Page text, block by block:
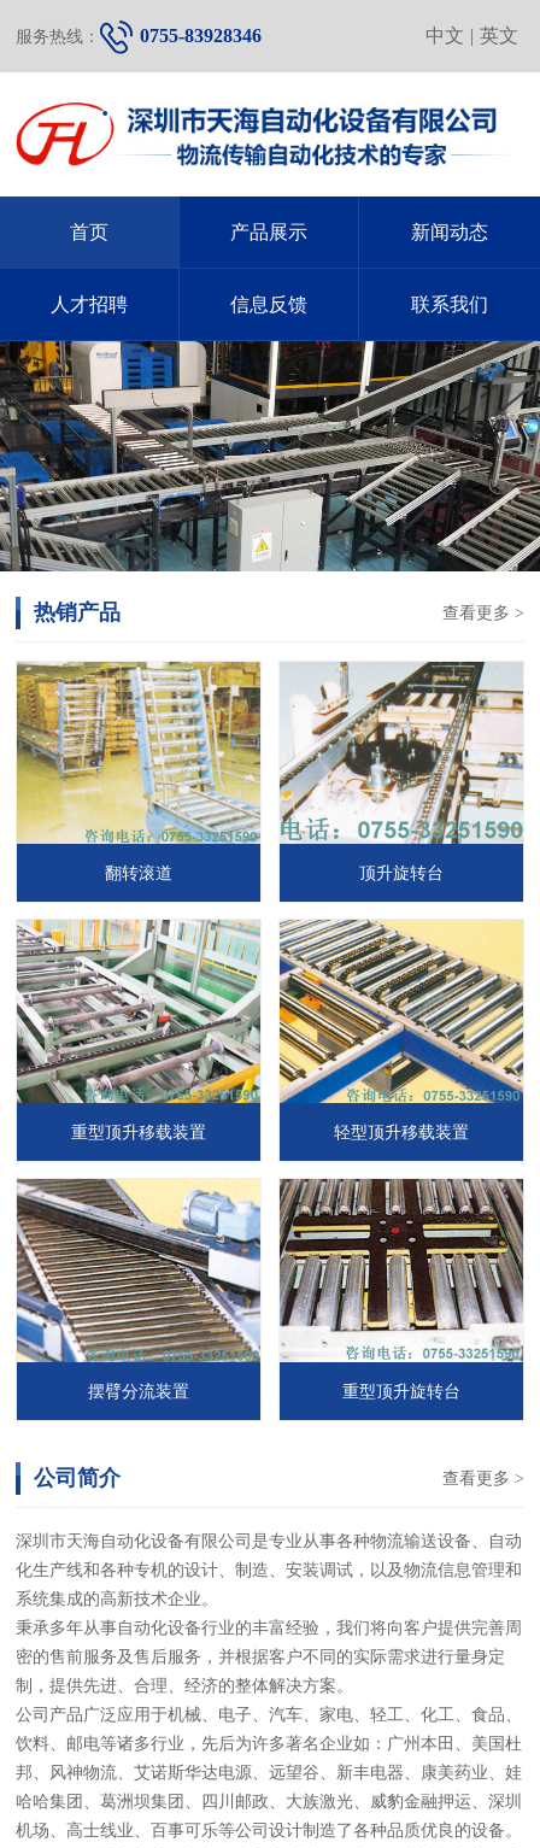
中文 | 英文
服务热线： 0755-83928346
首页 产品展示 新闻动态
人才招聘 信息反馈 联系我们
查看更多 >
热销产品
翻转滚道 顶升旋转台
重型顶升移载装置 轻型顶升移载装置
摆臂分流装置 重型顶升旋转台
查看更多 >
公司简介
深圳市天海自动化设备有限公司是专业从事各种物流输送设备、自动
化生产线和各种专机的设计、制造、安装调试，以及物流信息管理和
系统集成的高新技术企业。
秉承多年从事自动化设备行业的丰富经验，我们将向客户提供完善周
密的售前服务及售后服务，并根据客户不同的实际需求进行量身定
制，提供先进、合理、经济的整体解决方案。
公司产品广泛应用于机械、电子、汽车、家电、轻工、化工、食品、
饮料、邮电等诸多行业，先后为许多著名企业如：广州本田、美国杜
邦、风神物流、艾诺斯华达电源、远望谷、新丰电器、康美药业、娃
哈哈集团、葛洲坝集团、四川邮政、大族激光、威豹金融押运、深圳
机场、高士线业、百事可乐等公司设计制造了各种品质优良的设备。